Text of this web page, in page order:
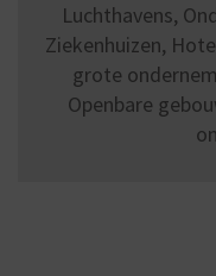
Luchthavens,
Ziekenhuizen,
grote
Openbare